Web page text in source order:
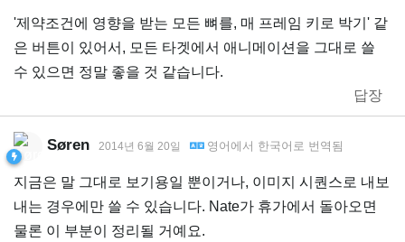
'제약조건에 영향을 받는 모든 뼈를, 매 프레임 키로 박기' 같
은 버튼이 있어서, 모든 타겟에서 애니메이션을 그대로 쓸
수 있으면 정말 좋을 것 같습니다.
답장
Søren 2014년 6월 20일 영어 에서 한국어 로 번역됨
지금은 말 그대로 보기용일 뿐이거나, 이미지 시퀀스로 내보
내는 경우에만 쓸 수 있습니다. Nate가 휴가에서 돌아오면
물론 이 부분이 정리될 거예요.